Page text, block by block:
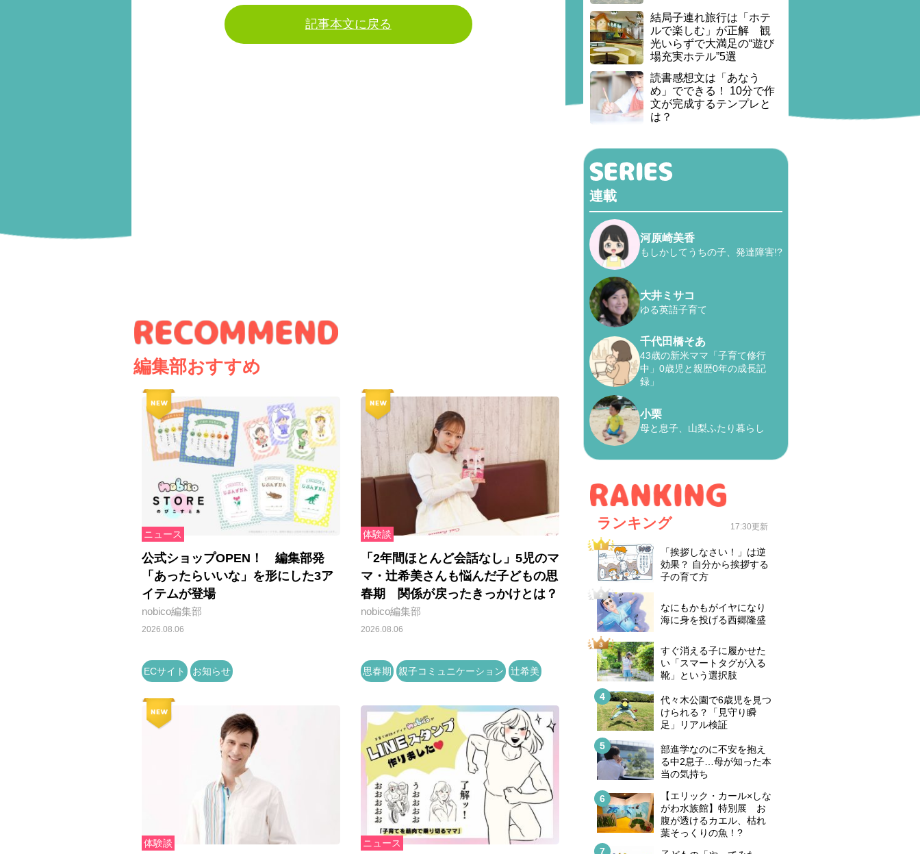
記事本文に戻る
編集部おすすめ
ニュース
公式ショップOPEN！ 編集部発
「あったらいいな」を形にした3ア
イテムが登場
nobico編集部
2026.08.06
ECサイト お知らせ
体験談
「2年間ほとんど会話なし」5児のマ
マ・辻希美さんも悩んだ子どもの思
春期 関係が戻ったきっかけとは？
nobico編集部
2026.08.06
思春期 親子コミュニケーション 辻希美
体験談 ニュース
結局子連れ旅行は「ホテ
ルで楽しむ」が正解 観
光いらずで大満足の“遊び
場充実ホテル”5選
読書感想文は「あなう
め」でできる！ 10分で作
文が完成するテンプレと
は？
連載
河原崎美香
もしかしてうちの子、発達障害!?
大井ミサコ
ゆる英語子育て
千代田橋そあ
43歳の新米ママ「子育て修行
中」0歳児と親歴0年の成長記
録」
小栗
母と息子、山梨ふたり暮らし
ランキング 17:30更新
「挨拶しなさい！」は逆
効果？ 自分から挨拶する
子の育て方
なにもかもがイヤになり
海に身を投げる西郷隆盛
すぐ消える子に履かせた
い「スマートタグが入る
靴」という選択肢
代々木公園で6歳児を見つ
けられる？「見守り瞬
足」リアル検証
部進学なのに不安を抱え
る中2息子…母が知った本
当の気持ち
【エリック・カール×しな
がわ水族館】特別展 お
腹が透けるカエル、枯れ
葉そっくりの魚！?